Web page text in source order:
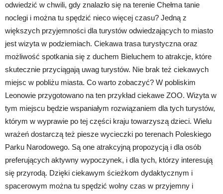
odwiedzić w chwili, gdy znalazło się na terenie Chełma tanie
noclegi i można tu spędzić nieco więcej czasu? Jedną z
większych przyjemności dla turystów odwiedzających to miasto
jest wizyta w podziemiach. Ciekawa trasa turystyczna oraz
możliwość spotkania się z duchem Bieluchem to atrakcje, które
skutecznie przyciągają uwag turystów. Nie brak też ciekawych
miejsc w pobliżu miasta. Co warto zobaczyć? W pobliskim
Leonowie przygotowano na ten przykład ciekawe ZOO. Wizyta w
tym miejscu będzie wspaniałym rozwiązaniem dla tych turystów,
którym w wyprawie po tej części kraju towarzyszą dzieci. Wielu
wrażeń dostarczą też piesze wycieczki po terenach Poleskiego
Parku Narodowego. Są one atrakcyjną propozycją i dla osób
preferujących aktywny wypoczynek, i dla tych, którzy interesują
się przyrodą. Dzięki ciekawym ścieżkom dydaktycznym i
spacerowym można tu spędzić wolny czas w przyjemny i